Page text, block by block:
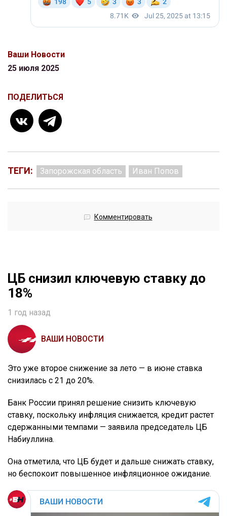
Ваши Новости
25 июля 2025
ПОДЕЛИТЬСЯ
ТЕГИ: Запорожская область Иван Попов
Комментировать
ЦБ снизил ключевую ставку до
18%
1 год назад
ВАШИ НОВОСТИ
Это уже второе снижение за лето — в июне ставка
снизилась с 21 до 20%.
Банк России принял решение снизить ключевую
ставку, поскольку инфляция снижается, кредит растет
сдержанными темпами — заявила председатель ЦБ
Набиуллина.
Она отметила, что ЦБ будет и дальше снижать ставку,
но беспокоит повышенное инфляционное ожидание.